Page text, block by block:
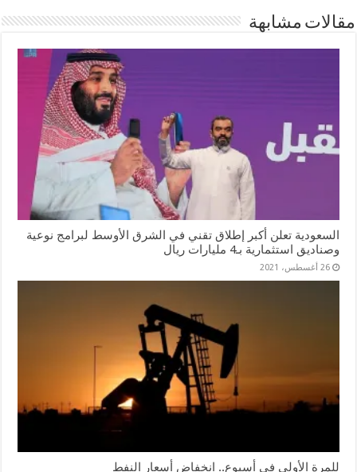
مقالات مشابهة
السعودية تعلن أكبر إطلاق تقني في الشرق الأوسط لبرامج نوعية
وصناديق استثمارية بـ4 مليارات ريال
26 أغسطس، 2021
للمرة الأولى في أسبوع.. انخفاض أسعار النفط